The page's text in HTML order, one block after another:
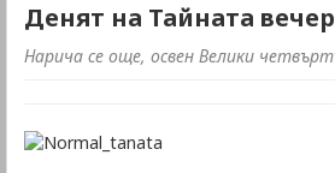
Денят на Тайната
Нарича се още, освен Велики